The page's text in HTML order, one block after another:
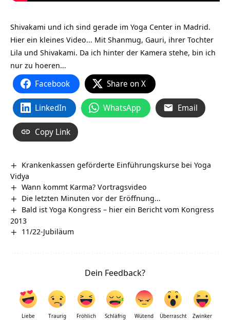
Shivakami und ich sind gerade im Yoga Center in Madrid.
Hier ein kleines Video… Mit Shanmug, Gauri, ihrer Tochter
Lila und Shivakami. Da ich hinter der Kamera stehe, bin ich
nur zu hoeren…
Facebook Share on X
LinkedIn WhatsApp Email
Copy Link
Krankenkassen geförderte Einführungskurse bei Yoga
Vidya
Wann kommt Karma? Vortragsvideo
Die letzten Minuten vor der Eröffnung…
Bald ist Yoga Kongress – hier ein Bericht vom Kongress
2013
11/22-Jubiläum
Dein Feedback?
Liebe Traurig Fröhlich Schläfrig Wütend Überrascht Zwinker